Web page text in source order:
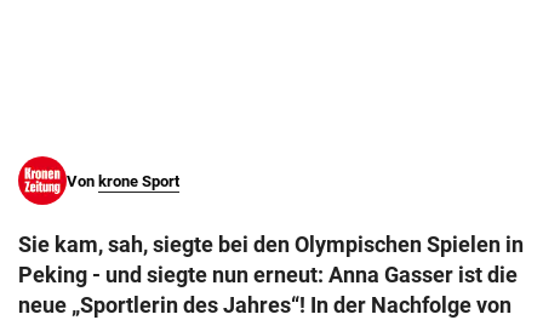
Von krone Sport
Sie kam, sah, siegte bei den Olympischen Spielen in
Peking - und siegte nun erneut: Anna Gasser ist die
neue „Sportlerin des Jahres“! In der Nachfolge von